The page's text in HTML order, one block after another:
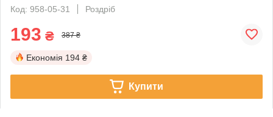
Код: 958-05-31
Роздріб
193 ₴ 387 ₴
Економія 194 ₴
Купити